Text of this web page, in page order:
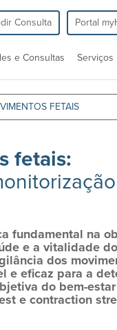
Consulta Portal
e Consultas Serviços
FETAIS
fetais:
fundamental na
e a vitalidade
dos
e eficaz para a
do bem-
e contraction